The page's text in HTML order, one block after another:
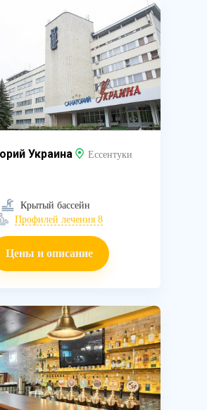
Украина Ессентуки
Крытый бассейн
Профилей лечения 8
Цены и описание